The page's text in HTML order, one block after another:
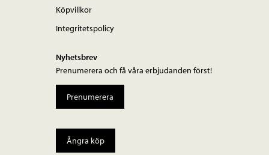
Köpvillkor
Integritetspolicy
Nyhetsbrev
Prenumerera och få våra erbjudanden först!
Prenumerera
Ångra köp